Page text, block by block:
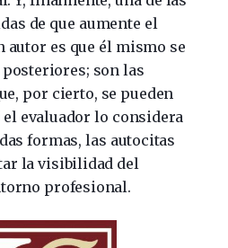
de que aumente el
autor es que él mismo se
son las
por cierto, se pueden
evaluador lo considera
formas, las autocitas
la visibilidad del
profesional.